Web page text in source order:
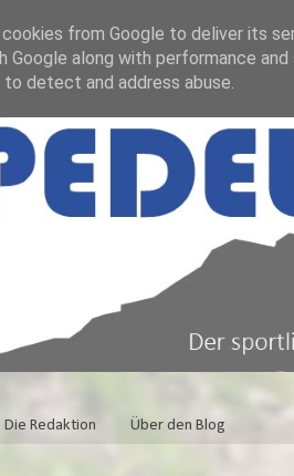
Die Redaktion Über den Blog
from Google to deliver its
Google along with performance
detect and address abuse.